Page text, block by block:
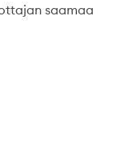
saamaa